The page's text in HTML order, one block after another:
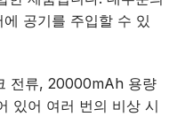
공기를 주입할 수 있
전류, 20000mAh 용량
있어 여러 번의 비상 시